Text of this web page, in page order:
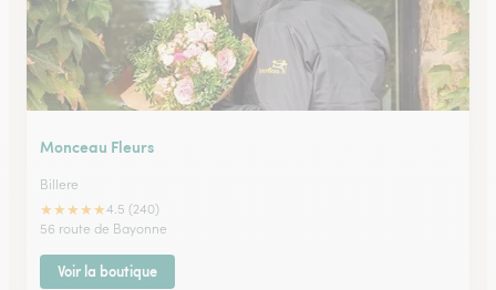
Monceau Fleurs
Billere
★★★★★4.5 (240)
56 route de Bayonne
Voir la boutique